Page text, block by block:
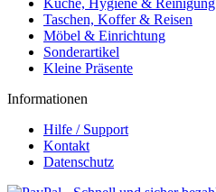
Küche, Hygiene & Reinigung
Taschen, Koffer & Reisen
Möbel & Einrichtung
Sonderartikel
Kleine Präsente
Informationen
Hilfe / Support
Kontakt
Datenschutz